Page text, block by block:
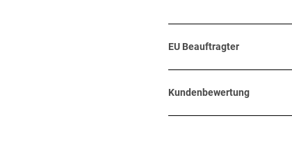
EU Beauftragter
Kundenbewertung